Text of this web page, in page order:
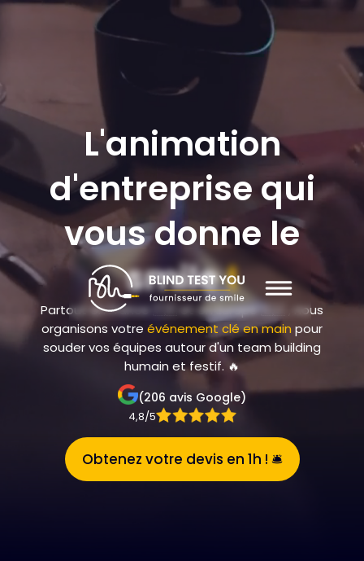
L'animation
d'entreprise qui
vous donne le
smile!
Partout en France 🇫🇷 et en Europe 🇪🇺 , nous
organisons votre événement clé en main pour
souder vos équipes autour d'un team building
humain et festif. 🔥
(206 avis Google)
4,8/5
Obtenez votre devis en 1h ! 🛎️